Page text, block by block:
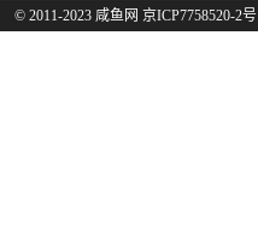
© 2011-2023 咸鱼网 京ICP7758520-2号 |